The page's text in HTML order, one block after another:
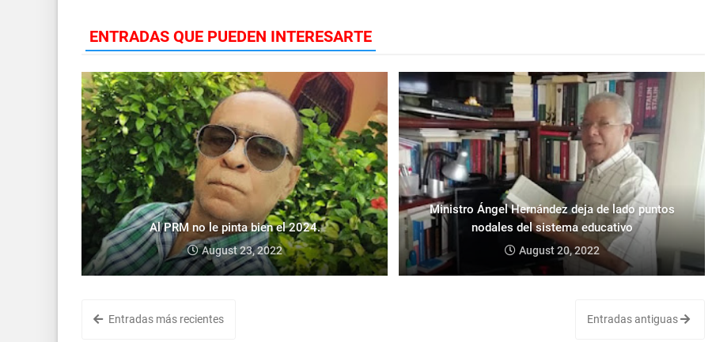
ENTRADAS QUE PUEDEN INTERESARTE
Al PRM no le pinta bien el 2024.
August 23, 2022
Ministro Ángel Hernández deja de lado puntos
nodales del sistema educativo
August 20, 2022
Entradas más recientes Entradas antiguas